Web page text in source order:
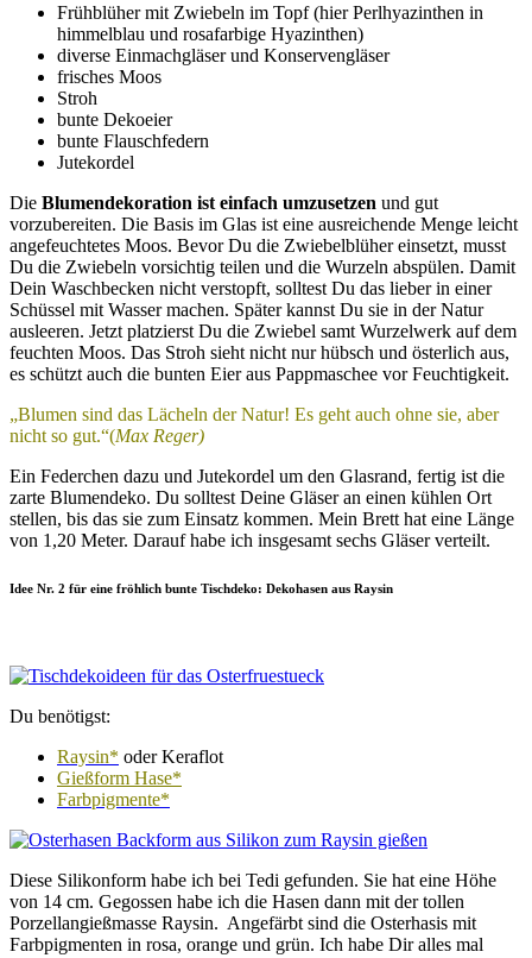
Frühblüher mit Zwiebeln im Topf (hier Perlhyazinthen in
himmelblau und rosafarbige Hyazinthen)
diverse Einmachgläser und Konservengläser
frisches Moos
Stroh
bunte Dekoeier
bunte Flauschfedern
Jutekordel
Die Blumendekoration ist einfach umzusetzen und gut
vorzubereiten. Die Basis im Glas ist eine ausreichende Menge leicht
angefeuchtetes Moos. Bevor Du die Zwiebelblüher einsetzt, musst
Du die Zwiebeln vorsichtig teilen und die Wurzeln abspülen. Damit
Dein Waschbecken nicht verstopft, solltest Du das lieber in einer
Schüssel mit Wasser machen. Später kannst Du sie in der Natur
ausleeren. Jetzt platzierst Du die Zwiebel samt Wurzelwerk auf dem
feuchten Moos. Das Stroh sieht nicht nur hübsch und österlich aus,
es schützt auch die bunten Eier aus Pappmaschee vor Feuchtigkeit.
„Blumen sind das Lächeln der Natur! Es geht auch ohne sie, aber
nicht so gut.“(Max Reger)
Ein Federchen dazu und Jutekordel um den Glasrand, fertig ist die
zarte Blumendeko. Du solltest Deine Gläser an einen kühlen Ort
stellen, bis das sie zum Einsatz kommen. Mein Brett hat eine Länge
von 1,20 Meter. Darauf habe ich insgesamt sechs Gläser verteilt.
Idee Nr. 2 für eine fröhlich bunte Tischdeko: Dekohasen aus Raysin
Du benötigst:
Raysin* oder Keraflot
Gießform Hase*
Farbpigmente*
Diese Silikonform habe ich bei Tedi gefunden. Sie hat eine Höhe
von 14 cm. Gegossen habe ich die Hasen dann mit der tollen
Porzellangießmasse Raysin. Angefärbt sind die Osterhasis mit
Farbpigmenten in rosa, orange und grün. Ich habe Dir alles mal